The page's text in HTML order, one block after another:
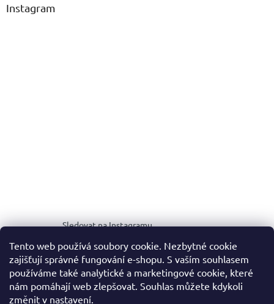
Tento web používá soubory cookie. Nezbytné cookie
zajišťují správné fungování e-shopu. S vaším souhlasem
používáme také analytické a marketingové cookie, které
nám pomáhají web zlepšovat. Souhlas můžete kdykoli
změnit v nastavení.
Instagram
Sledovat na Instagramu
MEDIA KIT